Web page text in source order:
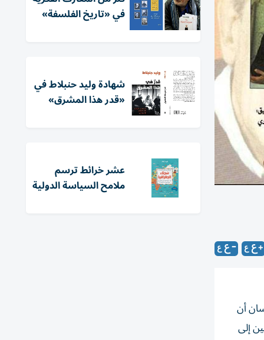
أن
إلى
في «تاريخ الفلسفة»
شهادة وليد حنبلاط في
«قدر هذا المشرق»
عشر خرائط ترسم
ملامح السياسة الدولية